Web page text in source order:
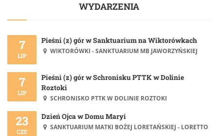
WYDARZENIA
7
LIP
Pieśni (z) gór w Sanktuarium na Wiktorówkach
WIKTORÓWKI - SANKTUARIUM MB JAWORZYŃSKIEJ
7
LIP
Pieśni (z) gór w Schronisku PTTK w Dolinie
Roztoki
SCHRONISKO PTTK W DOLINIE ROZTOKI
23
CZE
Dzień Ojca w Domu Maryi
SANKTUARIUM MATKI BOŻEJ LORETAŃSKIEJ - LORETTO